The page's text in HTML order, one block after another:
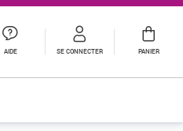
AIDE SE CONNECTER PANIER